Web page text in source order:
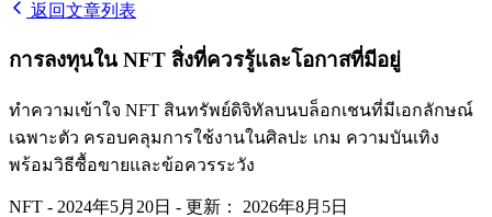
返回文章列表
การลงทุนใน NFT สิ่งที่ควรรู้และโอกาสที่มีอยู่
ทำความเข้าใจ NFT สินทรัพย์ดิจิทัลบนบล็อกเชนที่มีเอกลักษณ์
เฉพาะตัว ครอบคลุมการใช้งานในศิลปะ เกม ความบันเทิง
พร้อมวิธีซื้อขายและข้อควรระวัง
NFT - 2024年5月20日 - 更新： 2026年8月5日